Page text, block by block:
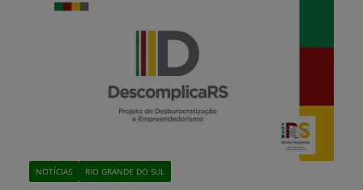
NOTÍCIAS RIO GRANDE DO SUL